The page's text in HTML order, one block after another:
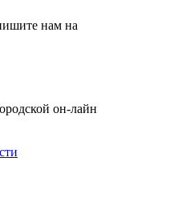
нам на
он-лайн